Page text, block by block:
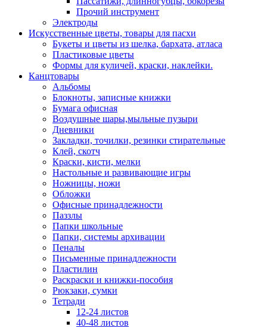
Прочий инструмент
Электроды
Искусственные цветы, товары для пасхи
Букеты и цветы из шелка, бархата, атласа
Пластиковые цветы
Формы для куличей, краски, наклейки.
Канцтовары
Альбомы
Блокноты, записные книжки
Бумага офисная
Воздушные шары,мыльные пузыри
Дневники
Закладки, точилки, резинки стирательные
Клей, скотч
Краски, кисти, мелки
Настольные и развивающие игры
Ножницы, ножи
Обложки
Офисные принадлежности
Паззлы
Папки школьные
Папки, системы архивации
Пеналы
Письменные принадлежности
Пластилин
Раскраски и книжки-пособия
Рюкзаки, сумки
Тетради
12-24 листов
40-48 листов